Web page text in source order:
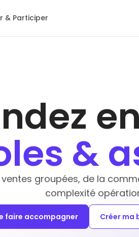
& Participer
&
groupées, de la
complexité
faire accompagner Créer ma